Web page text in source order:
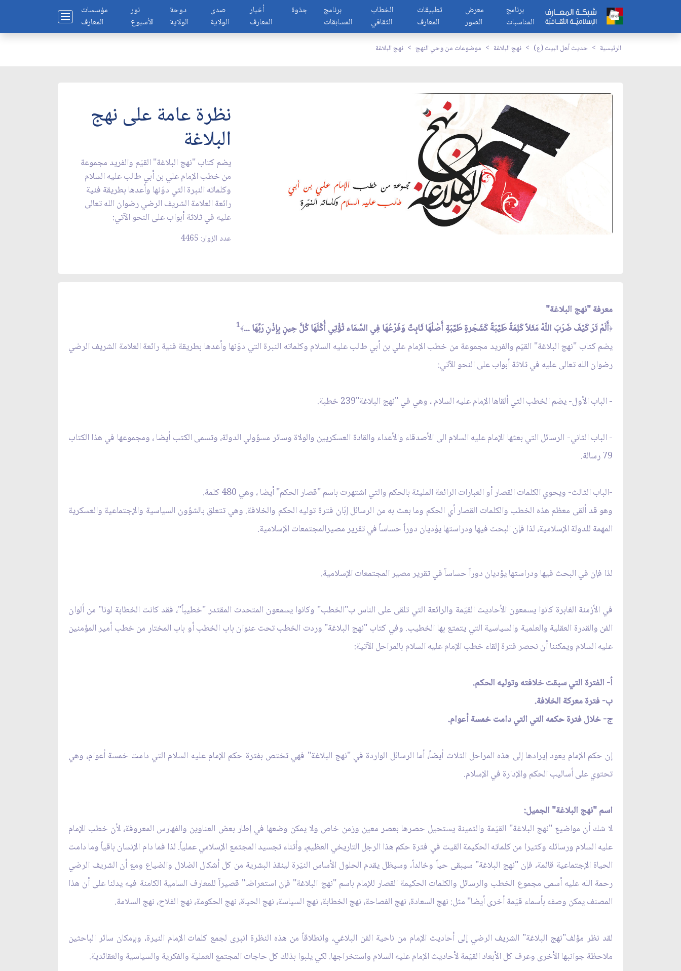
مؤسسات
المعارف
نور
الأسبوع
دوحة
الولاية
صدى
الولاية
أخبار
المعارف
جذوة
برنامج
المسابقات
الخطاب
الثقافي
تطبيقات
المعارف
معرض
الصور
برنامج
المناسبات
الرئيسية حديث أهل البيت (ع) نهج البلاغة موضوعات من وحي النهج نهج البلاغة
نظرة عامة على نهج
البلاغة
يضم كتاب "نهج البلاغة" القيَم والفريد مجموعة
من خطب الإمام علي بن أبي طالب عليه السلام
وكلماته النبرة التي دوَنها وأعدها بطريقة فنية
رائعة العلامة الشريف الرضي رضوان الله تعالى
عليه في ثلاثة أبواب على النحو الآتي:
عدد الزوار: 4465
معرفة "نهج البلاغة"
﴿أَلَمْ تَرَ كَيْفَ ضَرَبَ اللّهُ مَثَلاً كَلِمَةً طَيِّبَةً كَشَجَرةٍ طَيِّبَةٍ أَصْلُهَا ثَابِتٌ وَفَرْعُهَا فِي السَّمَاء تُؤْتِي أُكُلَهَا كُلَّ حِينٍ بِإِذْنِ رَبِّهَا ...﴾1
يضم كتاب "نهج البلاغة" القيَم والفريد مجموعة من خطب الإمام علي بن أبي طالب عليه السلام وكلماته النبرة التي دوَنها وأعدها بطريقة فنية رائعة العلامة الشريف الرضي
رضوان الله تعالى عليه في ثلاثة أبواب على النحو الآتي:
- الباب الأول- يضم الخطب التي ألقاها الإمام عليه السلام ، وهي في "نهج البلاغة"239 خطبة.
- الباب الثاني- الرسائل التي بعثها الإمام عليه السلام الى الأصدقاء والأعداء والقادة العسكريين والولاة وسائر مسؤولي الدولة، وتسمى الكتب أيضا ، ومجموعها في هذا الكتاب
79 رسالة.
-الباب الثالث- ويحوي الكلمات القصار أو العبارات الرائعة المليئة بالحكم والتي اشتهرت باسم "قصار الحكم" أيضا ، وهي 480 كلمة.
وهو قد ألقى معظم هذه الخطب والكلمات القصار أي الحكم وما بعث به من الرسائل إبَان فترة توليه الحكم والخلافة. وهي تتعلق بالشؤون السياسية والإجتماعية والعسكرية
المهمة للدولة الإسلامية، لذا فإن البحث فيها ودراستها يؤديان دوراً حساساً في تقرير مصيرالمجتمعات الإسلامية.
لذا فإن في البحث فيها ودراستها يؤديان دوراً حساساً في تقرير مصير المجتمعات الإسلامية.
في الأزمنة الغابرة كانوا يسمعون الأحاديث القيَمة والرائعة التي تلقى على الناس ب"الخطب" وكانوا يسمعون المتحدث المقتدر "خطيباً"، فقد كانت الخطابة لونا" من ألوان
الفن والقدرة العقلية والعلمية والسياسية التي يتمتع بها الخطيب. وفي كتاب "نهج البلاغة" وردت الخطب تحت عنوان باب الخطب أو باب المختار من خطب أمير المؤمنين
عليه السلام ويمكننا أن نحصر فترة إلقاء خطب الإمام عليه السلام بالمراحل الآتية:
أ- الفترة التي سبقت خلافته وتوليه الحكم.
ب- فترة معركة الخلافة.
ج- خلال فترة حكمه التي التي دامت خمسة أعوام.
إن حكم الإمام يعود إيرادها إلى هذه المراحل الثلاث أيضاً، أما الرسائل الواردة في "نهج البلاغة" فهي تختص بفترة حكم الإمام عليه السلام التي دامت خمسة أعوام، وهي
تحتوي على أساليب الحكم والإدارة في الإسلام.
اسم "نهج البلاغة" الجميل:
لا شك أن مواضيع "نهج البلاغة" القيَمة والثمينة يستحيل حصرها بعصر معين وزمن خاص ولا يمكن وضعها في إطار بعض العناوين والفهارس المعروفة، لأن خطب الإمام
عليه السلام ورسائله وكثيرا من كلماته الحكيمة القيت في فترة حكم هذا الرجل التاريخي العظيم، وأثناء تجسيد المجتمع الإسلامي عملياً. لذا فما دام الإنسان باقياً وما دامت
الحياة الإجتماعية قائمة، فإن "نهج البلاغة" سيبقى حياً وخالداً، وسيظل يقدم الحلول الأساس النيَرة لينقذ البشرية من كل أشكال الضلال والضياع ومع أن الشريف الرضي
رحمة الله عليه أسمى مجموع الخطب والرسائل والكلمات الحكيمة القصار للإمام باسم "نهج البلاغة" فإن استعراضا" قصيراً للمعارف السامية الكامنة فيه يدلنا على أن هذا
المصنف يمكن وصفه بأسماء قيَمة أخرى أيضا" مثل: نهج السعادة، نهج الفصاحة، نهج الخطابة، نهج السياسة، نهج الحياة، نهج الحكومة، نهج الفلاح، نهج السلامة.
لقد نظر مؤلف"نهج البلاغة" الشريف الرضي إلى أحاديث الإمام من ناحية الفن البلاغي، وانطلاقاً من هذه النظرة انبرى لجمع كلمات الإمام النيرة، وبإمكان سائر الباحثين
ملاحظة جوانبها الأخرى وعرف كل الأبعاد القيَمة لأحاديث الإمام عليه السلام واستخراجها. لكي يلبوا بذلك كل حاجات المجتمع العملية والفكرية والسياسية والعقائدية.